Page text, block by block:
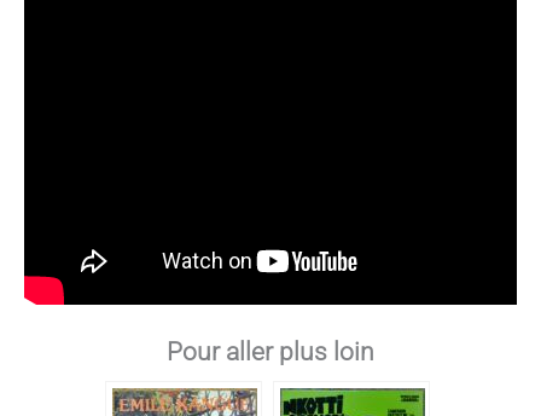
Pour aller plus loin